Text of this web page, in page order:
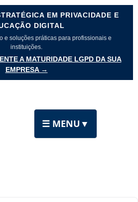
EM PRIVACIDADE E
DIGITAL
e soluções práticas para profissionais e
instituições.
A MATURIDADE LGPD DA SUA
EMPRESA →
☰ MENU ▼